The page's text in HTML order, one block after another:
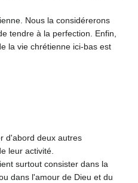
Nous la con­sidérerons
tendre à la per­fection. Enfin,
la vie chrétienne ici-bas est
d'abord deux autres
leur activité.
surtout consis­ter dans la
dans l'a­mour de Dieu et du